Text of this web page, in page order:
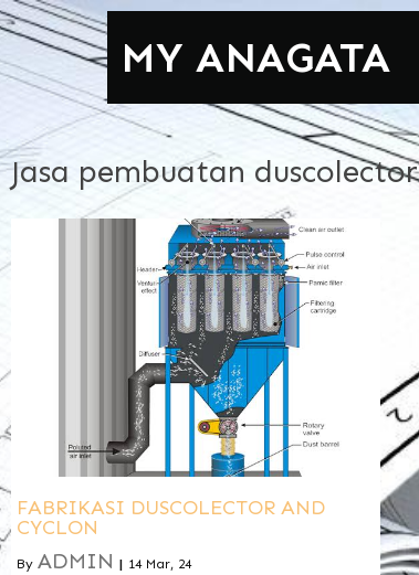
MY ANAGATA
Jasa pembuatan duscolector
FABRIKASI DUSCOLECTOR AND
CYCLON
By ADMIN | 14 Mar, 24